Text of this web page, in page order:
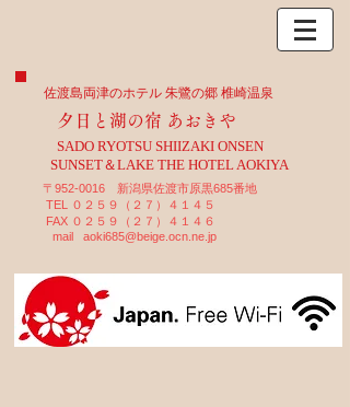
佐渡島両津のホテル 朱鷺の郷 椎崎温泉
夕日と湖の宿 あおきや
SADO RYOTSU SHIIZAKI ONSEN
SUNSET＆LAKE THE HOTEL AOKIYA
〒952-0016 新潟県佐渡市原黒685番地
TEL ０２５９（２７）４１４５
FAX ０２５９（２７）４１４６
mail aoki685@beige.ocn.ne.jp